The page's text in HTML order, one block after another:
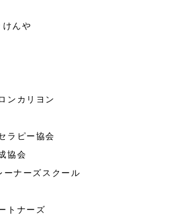
けんや
ンカリヨン
ラピー協会
協会
ナーズスクール
トナーズ